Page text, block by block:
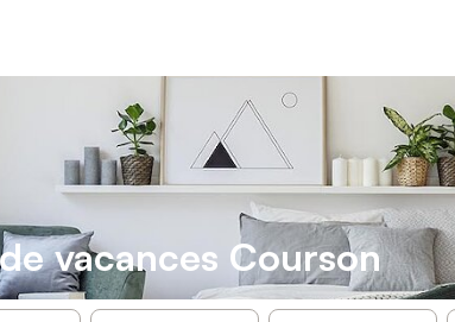
vacances Courson